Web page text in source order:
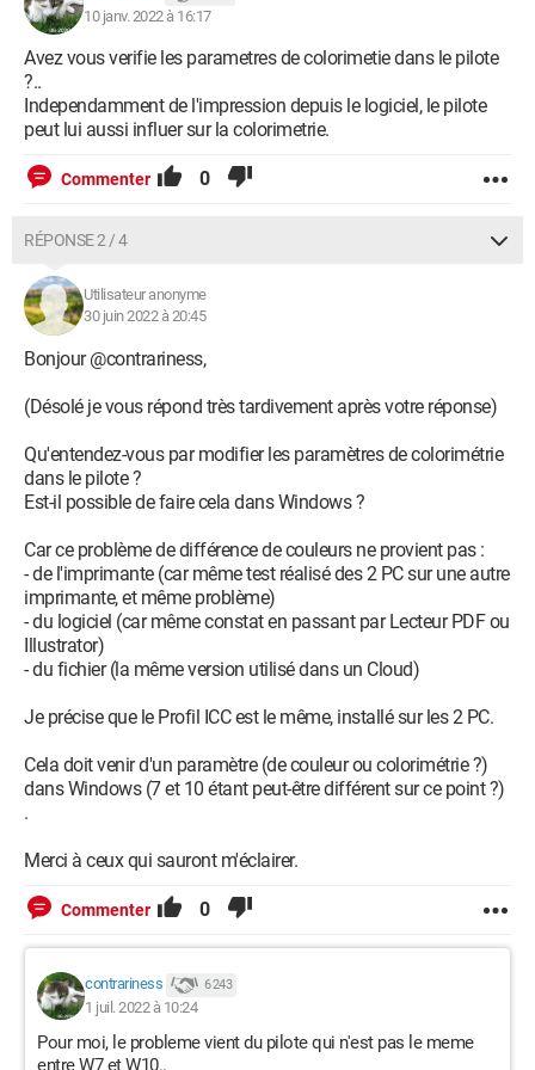
Tout semble identique, vérifié plusieurs fois et pourtant j'ai
toujours :
- une petite différence de couleur à l'impression de 2 PDF
depuis un lecteur PDF (même logiciel)
- une petite différence de couleur à l'impression de 2 fichier
Illustrator depuis Illustrator (même version)
Auriez-vous une idée d'où cela pourrait provenir ? Je
Merci,
Thomas.
10 janv. 2022 à 16:17
Avez vous verifie les parametres de colorimetie dans le pilote
?..
Independamment de l'impression depuis le logiciel, le pilote
peut lui aussi influer sur la colorimetrie.
Commenter 0
RÉPONSE 2 / 4
Utilisateur anonyme
30 juin 2022 à 20:45
Bonjour @contrariness,
(Désolé je vous répond très tardivement après votre réponse)
Qu'entendez-vous par modifier les paramètres de colorimétrie
dans le pilote ?
Est-il possible de faire cela dans Windows ?
Car ce problème de différence de couleurs ne provient pas :
- de l'imprimante (car même test réalisé des 2 PC sur une autre
imprimante, et même problème)
- du logiciel (car même constat en passant par Lecteur PDF ou
Illustrator)
- du fichier (la même version utilisé dans un Cloud)
Je précise que le Profil ICC est le même, installé sur les 2 PC.
Cela doit venir d'un paramètre (de couleur ou colorimétrie ?)
dans Windows (7 et 10 étant peut-être différent sur ce point ?)
.
Merci à ceux qui sauront m'éclairer.
Commenter 0
contrariness 6 243
1 juil. 2022 à 10:24
Pour moi, le probleme vient du pilote qui n'est pas le meme
entre W7 et W10..